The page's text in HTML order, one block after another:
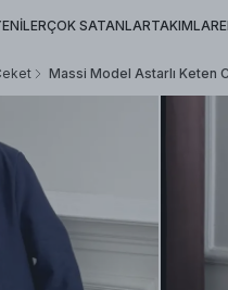
ÇOK SATANLARTAKIMLAR
Massi Model Astarlı Keten